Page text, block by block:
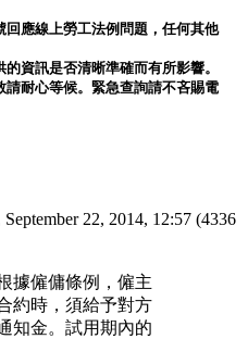
應線上勞工法例問題，任何其他
資訊是否清晰準確而有所影響。
耐心等候。緊急查詢請不吝賜電
22, 2014, 12:57 (4336
據僱傭條例，僱主
約時，須給予對方
知金。試用期內的